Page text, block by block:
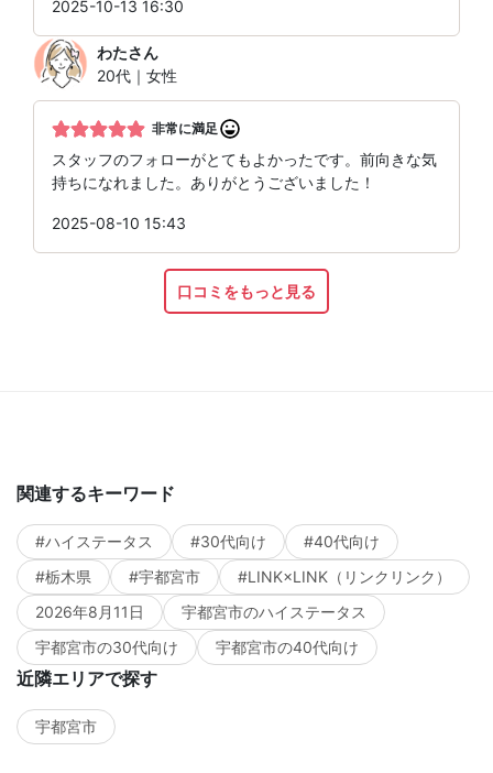
2025-10-13 16:30
わたさん
20代｜女性
非常に満足
スタッフのフォローがとてもよかったです。前向きな気
持ちになれました。ありがとうございました！
2025-08-10 15:43
口コミをもっと見る
関連するキーワード
#ハイステータス #30代向け
#40代向け
#栃木県
#宇都宮市
#LINK×LINK（リンクリンク）
2026年8月11日
宇都宮市のハイステータス
宇都宮市の30代向け
宇都宮市の40代向け
近隣エリアで探す
宇都宮市